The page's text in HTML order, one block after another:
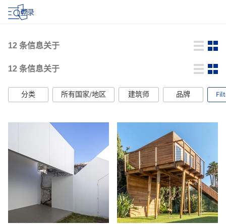
登录
12 条信息关于
12 条信息关于
分类 所有国家/地区 建筑师 品牌